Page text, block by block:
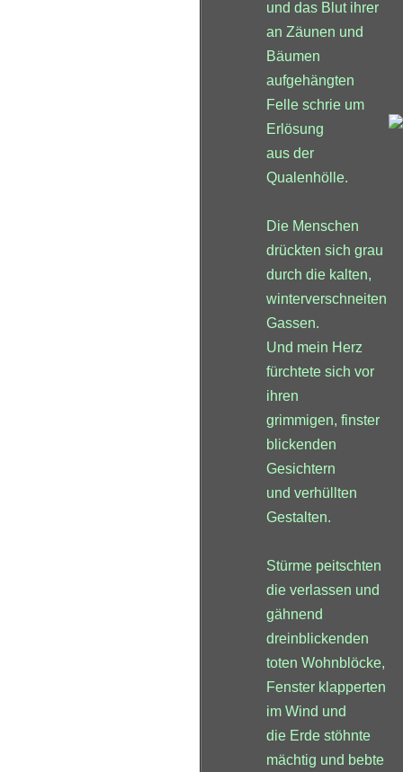
und das Blut ihrer
an Zäunen und
Bäumen
aufgehängten
Felle schrie um
Erlösung
aus der
Qualenhölle.
Die Menschen
drückten sich grau
durch die kalten,
winterverschneiten
Gassen.
Und mein Herz
fürchtete sich vor
ihren
grimmigen, finster
blickenden
Gesichtern
und verhüllten
Gestalten.
Stürme peitschten
die verlassen und
gähnend
dreinblickenden
toten Wohnblöcke,
Fenster klapperten
im Wind und
die Erde stöhnte
mächtig und bebte